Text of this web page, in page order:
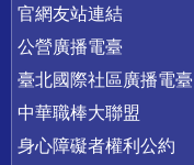
官網友站連結
公營廣播電臺
臺北國際社區廣播電臺
中華職棒大聯盟
身心障礙者權利公約